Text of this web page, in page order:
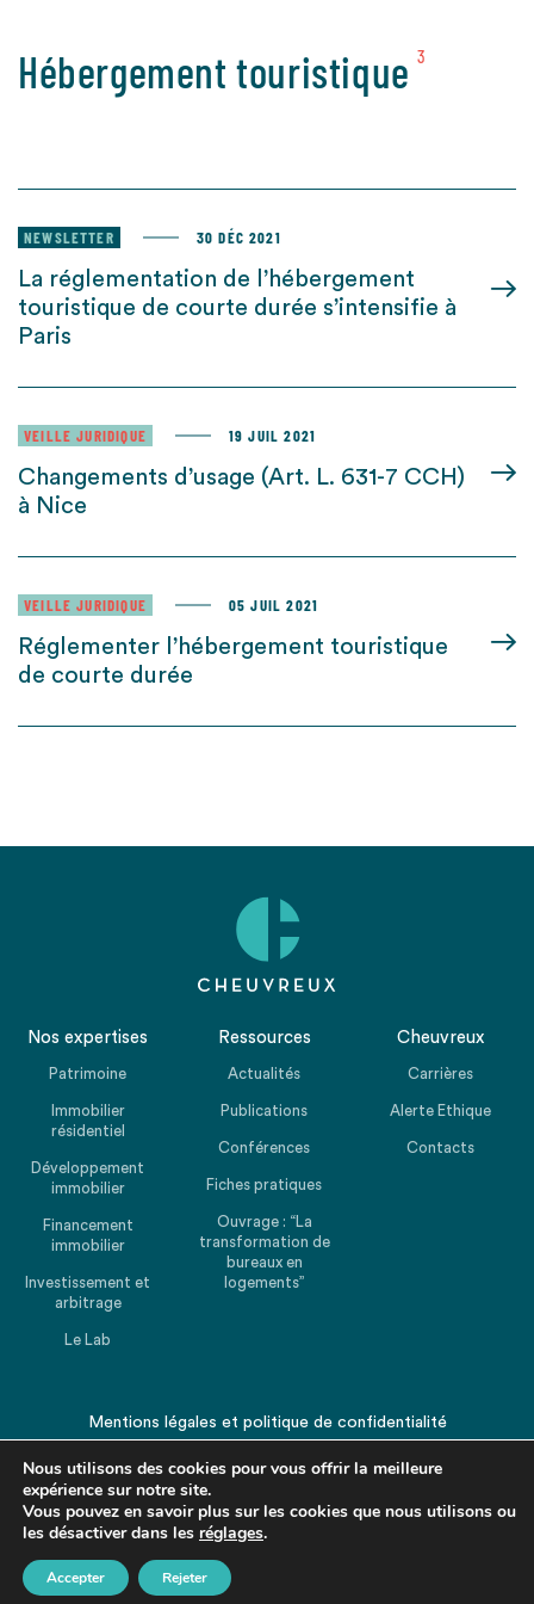
Hébergement touristique 3
NEWSLETTER 30 DÉC 2021
La réglementation de l’hébergement
touristique de courte durée s’intensifie à
Paris
VEILLE JURIDIQUE 19 JUIL 2021
Changements d’usage (Art. L. 631-7 CCH)
à Nice
VEILLE JURIDIQUE 05 JUIL 2021
Réglementer l’hébergement touristique
de courte durée
Nos expertises
Patrimoine
Immobilier
résidentiel
Développement
immobilier
Financement
immobilier
Investissement et
arbitrage
Le Lab
Ressources
Actualités
Publications
Conférences
Fiches pratiques
Ouvrage : “La
transformation de
bureaux en
logements”
Cheuvreux
Carrières
Alerte Ethique
Contacts
Mentions légales et politique de confidentialité
Revenir en haut de la page
Nous utilisons des cookies pour vous offrir la meilleure
expérience sur notre site.
Vous pouvez en savoir plus sur les cookies que nous utilisons ou
les désactiver dans les réglages.
Accepter Rejeter